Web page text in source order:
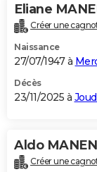
Carte de Noël
Carte Bonne année
Carte Saint-Valentin
Carte Pâques
Carte
DICTIONNAIRE
Dictionnaire
Biographies
Citations
Expressions
Proverbes
PROGRAMME TV
S'inscrire
Se connecter
Lycées
Collèges
Primaires
Universités
Entreprises
Service militaire
Avis de recherche
AVIS DE DÉCÈS
Bricolage
Lifestyle
Culture
Sport
Auto
Television
Voyage
Cinema
Eliane
Créer une
Naissance
27/07/1947 à
Décès
23/11/2025 à
Aldo
Créer une